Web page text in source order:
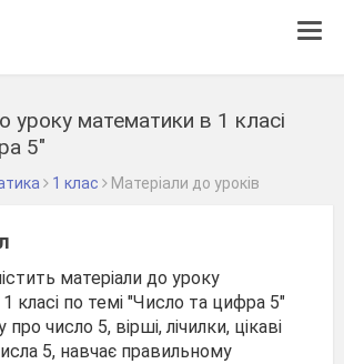
уроку математики в 1 класі
5"
1 клас Матеріали до уроків
матеріали до уроку
класі по темі "Число та цифра 5"
про число 5, вірші, лічилки, цікаві
5, навчає правильному